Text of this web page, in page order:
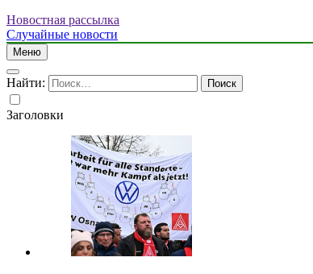
Новостная рассылка
Случайные новости
Меню
Найти:
Заголовки